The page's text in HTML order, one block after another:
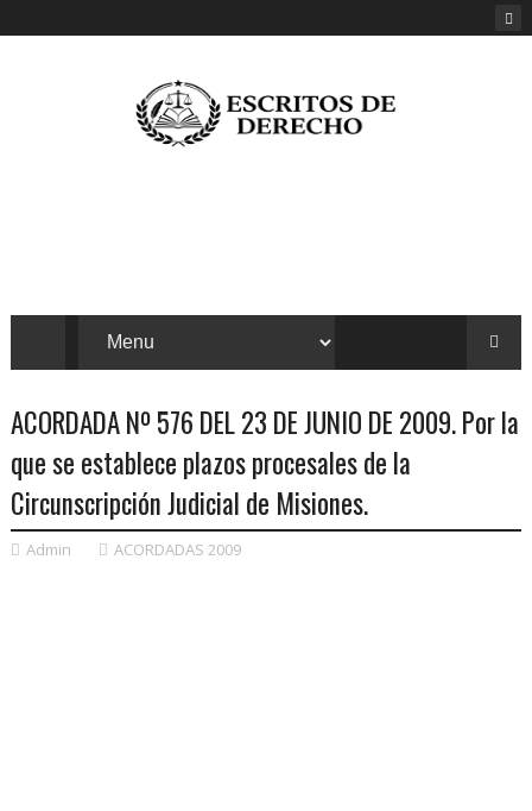
ACORDADA Nº 576 DEL 23 DE JUNIO DE 2009. Por la
que se establece plazos procesales de la
Circunscripción Judicial de Misiones.
Admin ACORDADAS 2009